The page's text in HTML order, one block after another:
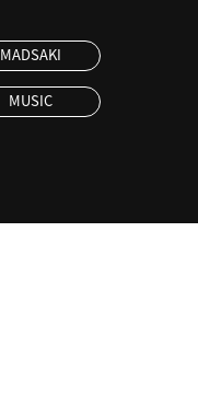
MADSAKI
MUSIC